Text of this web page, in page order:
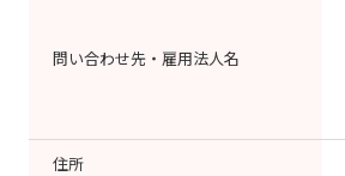
問い合わせ先・雇用法人名
住所